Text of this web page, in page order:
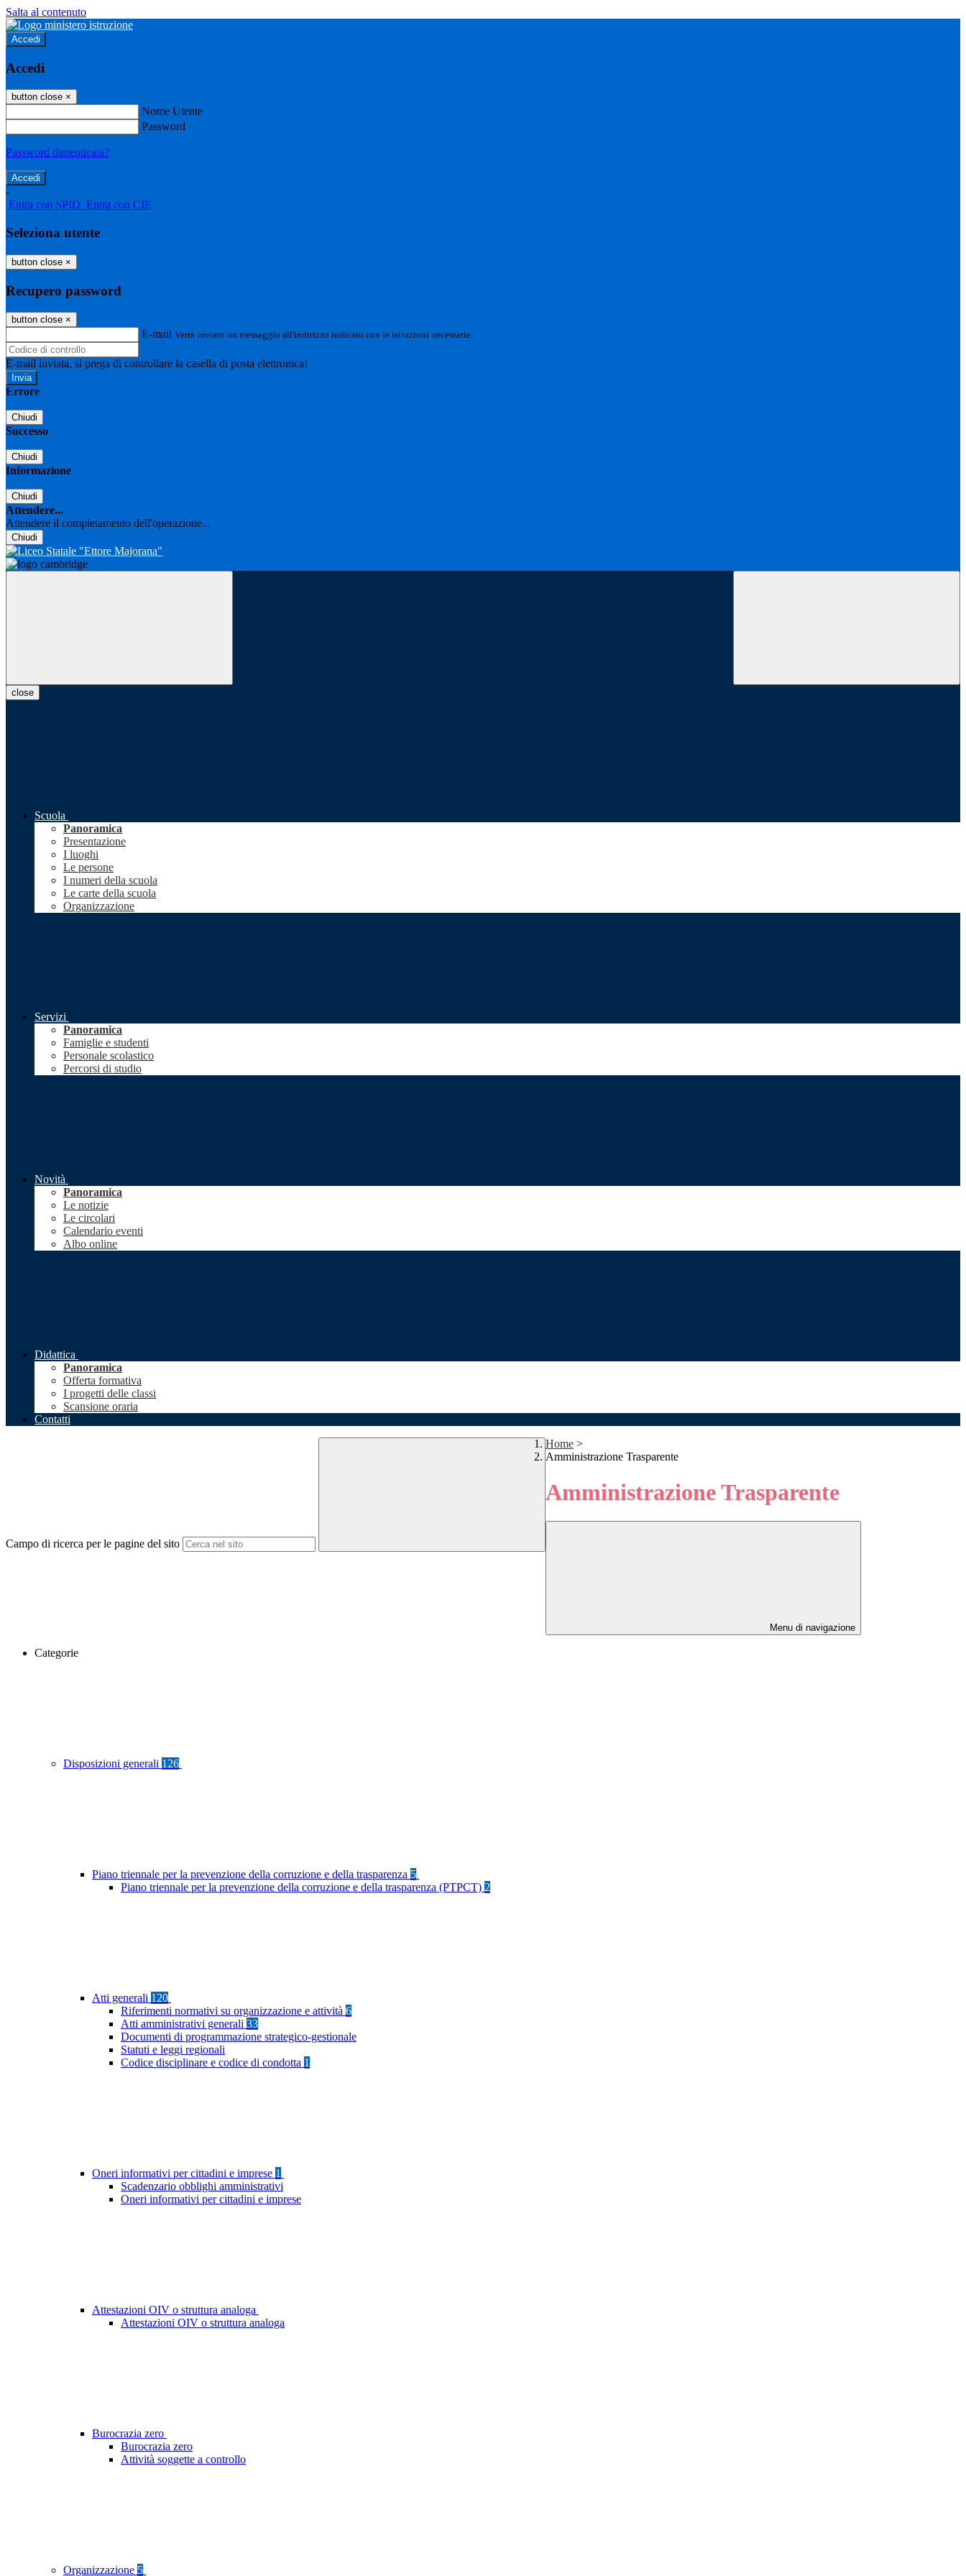
Salta al contenuto
Accedi
Accedi
button close ×
Nome Utente
Password
Password dimenticata?
-
Entra con SPID Entra con CIE
Seleziona utente
button close ×
Recupero password
button close ×
E-mail Verrà inviato un messaggio all'indirizzo indicato con le istruzioni necessarie.
E-mail inviata, si prega di controllare la casella di posta elettronica!
Errore
Chiudi
Successo
Chiudi
Informazione
Chiudi
Attendere...
Attendere il completamento dell'operazione...
Chiudi
close
Scuola
Panoramica
Presentazione
I luoghi
Le persone
I numeri della scuola
Le carte della scuola
Organizzazione
Servizi
Panoramica
Famiglie e studenti
Personale scolastico
Percorsi di studio
Novità
Panoramica
Le notizie
Le circolari
Calendario eventi
Albo online
Didattica
Panoramica
Offerta formativa
I progetti delle classi
Scansione oraria
Contatti
Campo di ricerca per le pagine del sito
Home >
Amministrazione Trasparente
Amministrazione Trasparente
Menu di navigazione
Categorie
Disposizioni generali 126
Piano triennale per la prevenzione della corruzione e della trasparenza 5
Piano triennale per la prevenzione della corruzione e della trasparenza (PTPCT) 2
Atti generali 120
Riferimenti normativi su organizzazione e attività 6
Atti amministrativi generali 33
Documenti di programmazione strategico-gestionale
Statuti e leggi regionali
Codice disciplinare e codice di condotta 1
Oneri informativi per cittadini e imprese 1
Scadenzario obblighi amministrativi
Oneri informativi per cittadini e imprese
Attestazioni OIV o struttura analoga
Attestazioni OIV o struttura analoga
Burocrazia zero
Burocrazia zero
Attività soggette a controllo
Organizzazione 5